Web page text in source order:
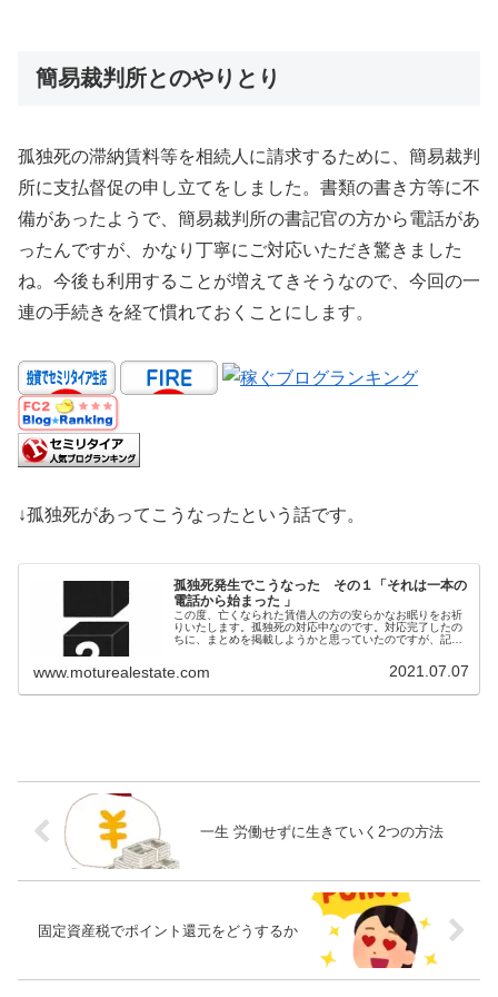
簡易裁判所とのやりとり
孤独死の滞納賃料等を相続人に請求するために、簡易裁判
所に支払督促の申し立てをしました。書類の書き方等に不
備があったようで、簡易裁判所の書記官の方から電話があ
ったんですが、かなり丁寧にご対応いただき驚きました
ね。今後も利用することが増えてきそうなので、今回の一
連の手続きを経て慣れておくことにします。
↓孤独死があってこうなったという話です。
孤独死発生でこうなった その１「それは一本の
電話から始まった 」
この度、亡くなられた賃借人の方の安らかなお眠りをお祈
りいたします。孤独死の対応中なのです。対応完了したの
ちに、まとめを掲載しようかと思っていたのですが、記憶
www.moturealestate.com 2021.07.07
一生 労働せずに生きていく2つの方法
固定資産税でポイント還元をどうするか